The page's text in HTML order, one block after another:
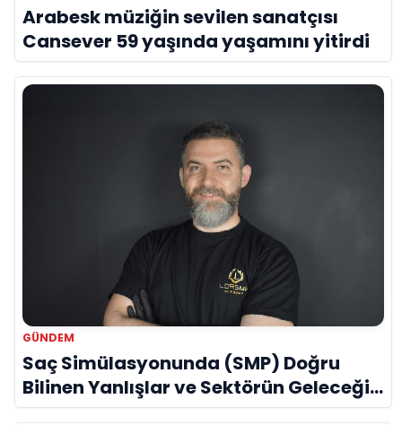
Arabesk müziğin sevilen sanatçısı
Cansever 59 yaşında yaşamını yitirdi
GÜNDEM
Saç Simülasyonunda (SMP) Doğru
Bilinen Yanlışlar ve Sektörün Geleceği:
Onur Akdeniz ile Özel Röportaj